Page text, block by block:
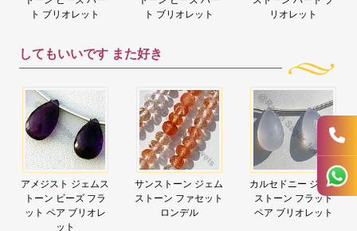
ト ブリオレット
ト ブリオレット
リオレット
してもいいです また好き
アメジスト ジェムス
トーン ビーズ フラ
ット ペア ブリオレ
ット
サンストーン ジェム
ストーン ファセット
ロンデル
カルセドニー ジェム
ストーン フラット
ペア ブリオレット